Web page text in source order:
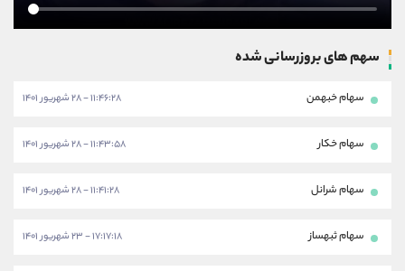
سهم های بروزرسانی شده
سهام خبهمن ۱۱:۴۶:۲۸ - ۲۸ شهریور ۱۴۰۱
سهام خکار ۱۱:۴۳:۵۸ - ۲۸ شهریور ۱۴۰۱
سهام شرانل ۱۱:۴۱:۲۸ - ۲۸ شهریور ۱۴۰۱
سهام ثبهساز ۱۷:۱۷:۱۸ - ۲۳ شهریور ۱۴۰۱